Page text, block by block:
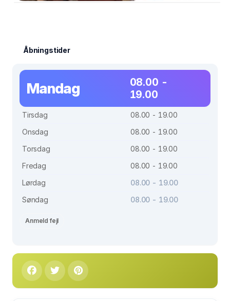
Åbningstider
Mandag
08.00 -
19.00
Tirsdag
08.00 - 19.00
Onsdag
08.00 - 19.00
Torsdag
08.00 - 19.00
Fredag
08.00 - 19.00
Lørdag
08.00 - 19.00
Søndag
08.00 - 19.00
Anmeld fejl